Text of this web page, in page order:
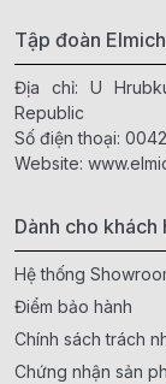
Tập đoàn
Địa chỉ: U
Republic
Số điện thoại:
Website:
Dành cho khách
Hệ thống
Điểm bảo hành
Chính sách trách
Chứng nhận sản